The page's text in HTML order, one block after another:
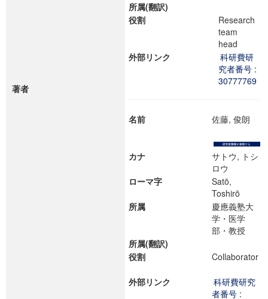
著者
所属(翻訳)
役割
Research
team
head
外部リンク
科研費研
究者番号 :
30777769
名前 佐藤, 俊朗
カナ
サトウ, トシ
ロウ
ローマ字
Satō,
Toshirō
所属
慶應義塾大
学・医学
部・教授
所属(翻訳)
役割
Collaborator
外部リンク
科研費研究
者番号 :